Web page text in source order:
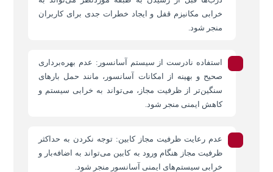
خرابی مکانیزم قفل و ایجاد خطرات جدی برای کاربران
منجر شود.
استفاده نادرست از سیستم آسانسور: عدم بهره‌برداری
صحیح و بهینه از امکانات آسانسور، مانند حمل بارهای
سنگین‌تر از ظرفیت مجاز، می‌تواند به خرابی سیستم و
کاهش ایمنی منجر شود.
عدم رعایت ظرفیت مجاز کابین: توجه نکردن به حداکثر
ظرفیت مجاز هنگام ورود به کابین می‌تواند به اضافه‌بار و
خرابی سیستم‌های ایمنی آسانسور منجر شود.